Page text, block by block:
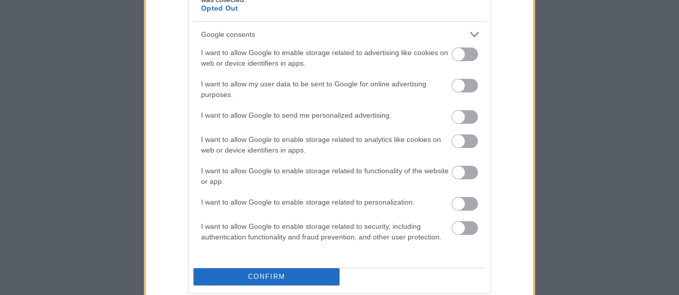
Opted Out
Google consents
I want to allow Google to enable storage related to advertising like cookies on
web or device identifiers in apps.
I want to allow my user data to be sent to Google for online advertising
purposes.
I want to allow Google to send me personalized advertising.
I want to allow Google to enable storage related to analytics like cookies on
web or device identifiers in apps.
I want to allow Google to enable storage related to functionality of the website
or app.
I want to allow Google to enable storage related to personalization.
I want to allow Google to enable storage related to security, including
authentication functionality and fraud prevention, and other user protection.
CONFIRM